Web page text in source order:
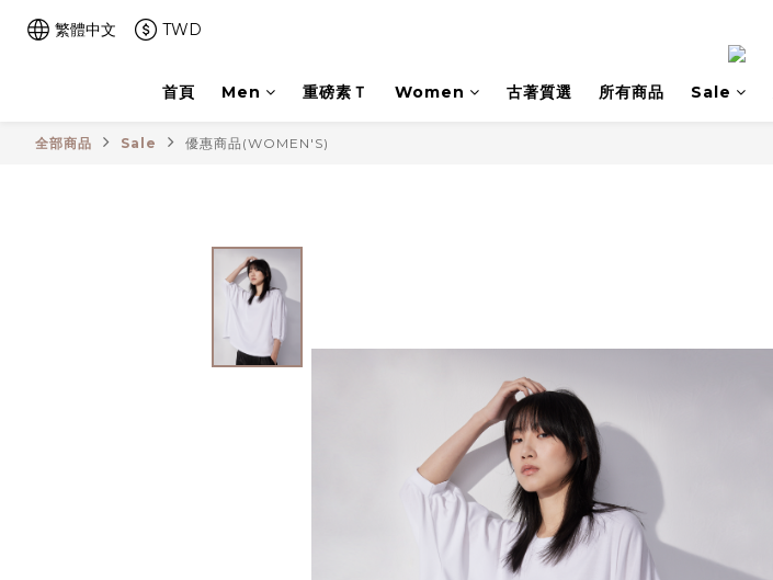
繁體中文 TWD
首頁 Men 重磅素Ｔ Women 古著質選 所有商品 Sale
全部商品 Sale 優惠商品(WOMEN'S)